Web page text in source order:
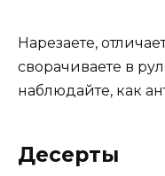
Нарезаете,
сворачиваете в
наблюдайте, как
Десерты